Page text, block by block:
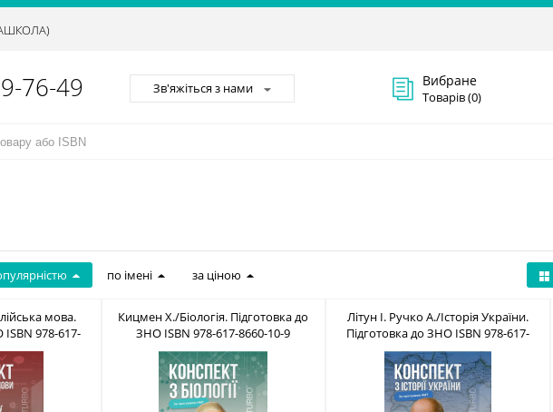
76-49 Зв'яжіться з нами Вибране
Товарів (0)
по імені за ціною
мова.
978-617-
9
Кицмен Х./Біологія. Підготовка до
ЗНО ISBN 978-617-8660-10-9
Літун І. Ручко А./Історія України.
Підготовка до ЗНО ISBN 978-617-
8660-14-7